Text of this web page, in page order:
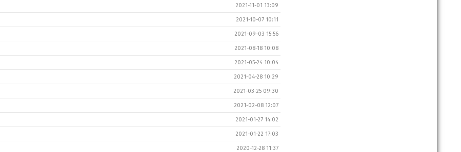
2021-11-01 13:09
2021-10-07 10:11
2021-09-03 15:56
2021-08-18 10:08
2021-05-24 10:04
2021-04-28 10:29
2021-03-25 09:30
2021-02-08 12:07
2021-01-27 14:02
2021-01-22 17:03
2020-12-28 11:37